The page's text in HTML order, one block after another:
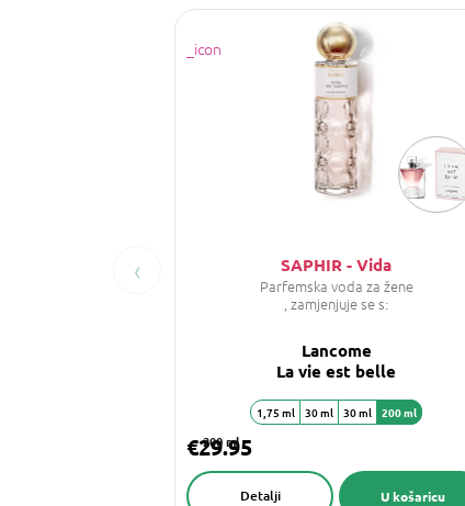
‹ SAPHIR - Vida
Parfemska voda za žene
, zamjenjuje se s:
Lancome
La vie est belle
200 ml
€29.95
U košaricu
Detalji
1,75 ml 30 ml 30 ml 200 ml